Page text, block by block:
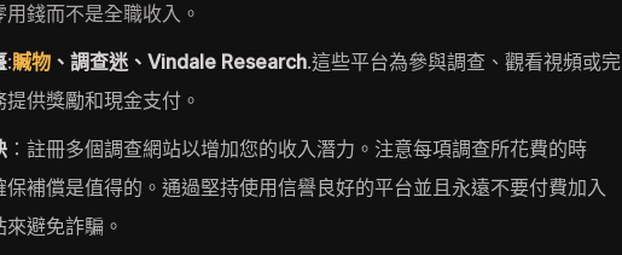
用錢而不是全職收入。
:贓物 、調查迷、Vindale Research.這些平台為參與調查、觀看視頻或完
提供獎勵和現金支付。
：註冊多個調查網站以增加您的收入潛力。注意每項調查所花費的時
保補償是值得的。通過堅持使用信譽良好的平台並且永遠不要付費加入
避免詐騙。